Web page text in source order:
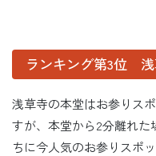
ランキング第3位 浅
浅草寺の本堂はお参りス
すが、本堂から2分離れた
ちに今人気のお参りスポ